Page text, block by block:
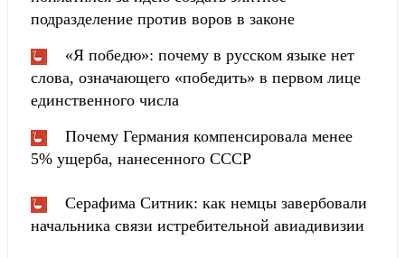
подразделение против воров в законе
«Я победю»: почему в русском языке нет
слова, означающего «победить» в первом лице
единственного числа
Почему Германия компенсировала менее
5% ущерба, нанесенного СССР
Серафима Ситник: как немцы завербовали
начальника связи истребительной авиадивизии